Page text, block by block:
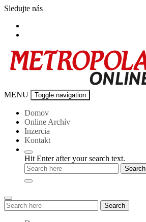
Skip
content
Sledujte nás
Metropola-
MENU Toggle navigation
Domov
Online Archív
Inzercia
Kontakt
Hit Enter after your search text.
Search
for:
Search